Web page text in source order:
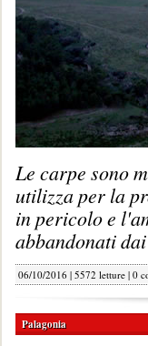
Le carpe sono
utilizza per la
in pericolo e
abbandonati
06/10/2016 | 5572 letture | 0
Palagonia